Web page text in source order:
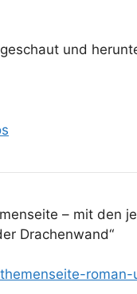
und
– mit den
Drachenwand“